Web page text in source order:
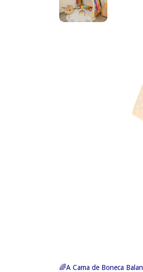
🌈A Cama de Boneca